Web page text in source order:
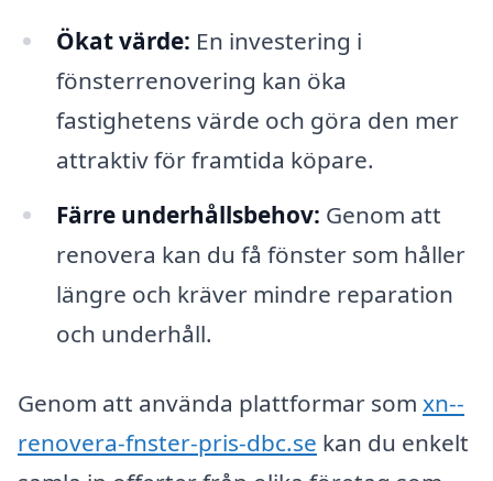
Ökat värde: En investering i
fönsterrenovering kan öka
fastighetens värde och göra den mer
attraktiv för framtida köpare.
Färre underhållsbehov: Genom att
renovera kan du få fönster som håller
längre och kräver mindre reparation
och underhåll.
Genom att använda plattformar som xn--
renovera-fnster-pris-dbc.se kan du enkelt